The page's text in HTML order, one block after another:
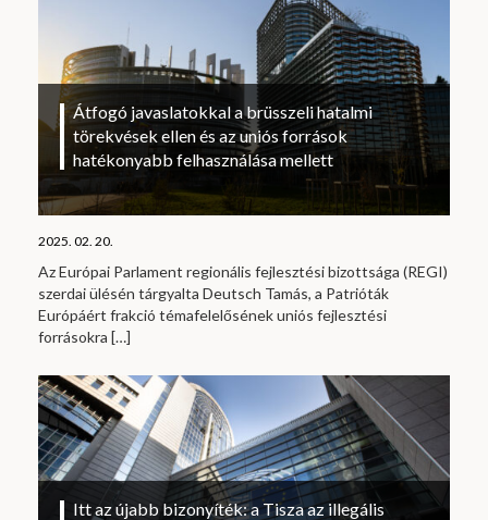
Átfogó javaslatokkal a brüsszeli hatalmi
törekvések ellen és az uniós források
hatékonyabb felhasználása mellett
2025. 02. 20.
Az Európai Parlament regionális fejlesztési bizottsága (REGI)
szerdai ülésén tárgyalta Deutsch Tamás, a Patrióták
Európáért frakció témafelelősének uniós fejlesztési
forrásokra […]
Itt az újabb bizonyíték: a Tisza az illegális